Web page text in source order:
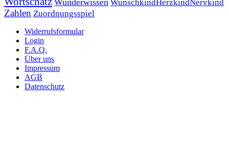
WunschkindHerzkindNervkind
Zahlen Zuordnungsspiel
Widerrufsformular
Login
F.A.Q.
Über uns
Impressum
AGB
Datenschutz